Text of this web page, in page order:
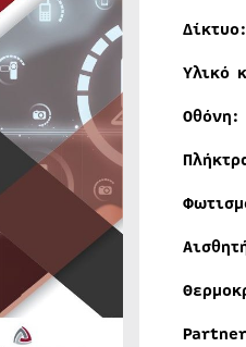
Δίκτυο:
Υλικό κ
Οθόνη: